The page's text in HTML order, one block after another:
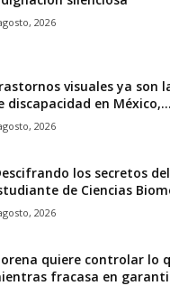
2026
visuales ya son
discapacidad en México,...
2026
los secretos del
de Ciencias
2026
quiere controlar lo
fracasa en